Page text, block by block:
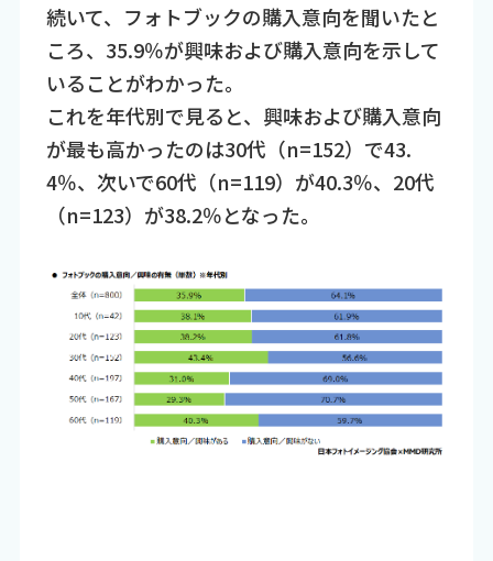
続いて、フォトブックの購入意向を聞いたと
ころ、35.9％が興味および購入意向を示して
いることがわかった。
これを年代別で見ると、興味および購入意向
が最も高かったのは30代（n=152）で43.
4％、次いで60代（n=119）が40.3％、20代
（n=123）が38.2％となった。